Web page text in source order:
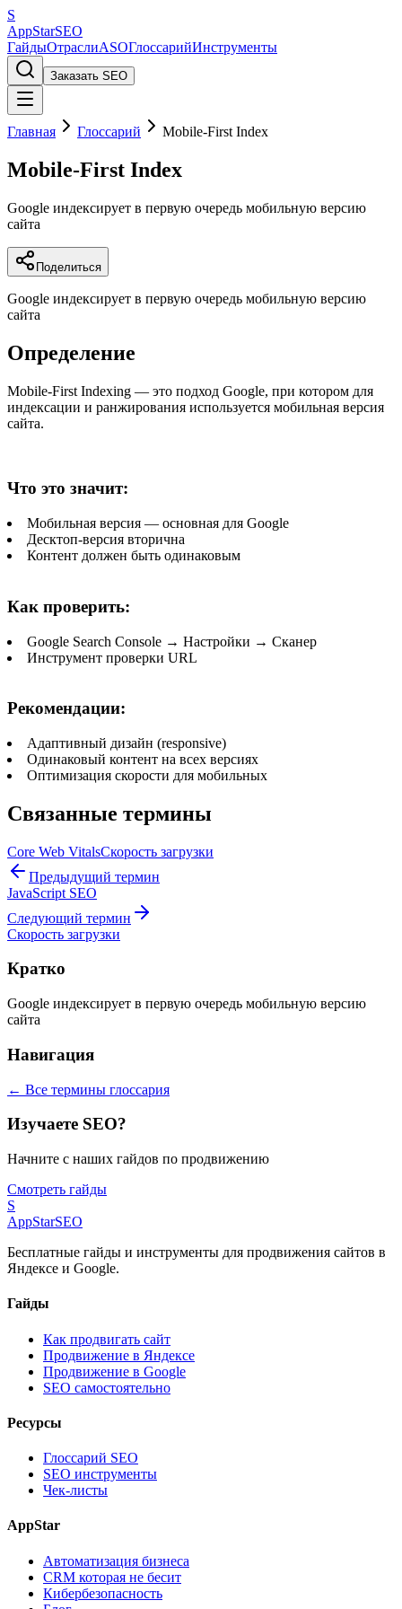
S
AppStarSEO
ГайдыОтраслиASOГлоссарийИнструменты
Заказать SEO
Главная Глоссарий Mobile-First Index
Mobile-First Index
Google индексирует в первую очередь мобильную версию
сайта
Поделиться
Google индексирует в первую очередь мобильную версию
сайта
Определение
Mobile-First Indexing — это подход Google, при котором для
индексации и ранжирования используется мобильная версия
сайта.
Что это значит:
Мобильная версия — основная для Google
Десктоп-версия вторична
Контент должен быть одинаковым
Как проверить:
Google Search Console → Настройки → Сканер
Инструмент проверки URL
Рекомендации:
Адаптивный дизайн (responsive)
Одинаковый контент на всех версиях
Оптимизация скорости для мобильных
Связанные термины
Core Web VitalsСкорость загрузки
Предыдущий термин
JavaScript SEO
Следующий термин
Скорость загрузки
Кратко
Google индексирует в первую очередь мобильную версию
сайта
Навигация
← Все термины глоссария
Изучаете SEO?
Начните с наших гайдов по продвижению
Смотреть гайды
S
AppStarSEO
Бесплатные гайды и инструменты для продвижения сайтов в
Яндексе и Google.
Гайды
Как продвигать сайт
Продвижение в Яндексе
Продвижение в Google
SEO самостоятельно
Ресурсы
Глоссарий SEO
SEO инструменты
Чек-листы
AppStar
Автоматизация бизнеса
CRM которая не бесит
Кибербезопасность